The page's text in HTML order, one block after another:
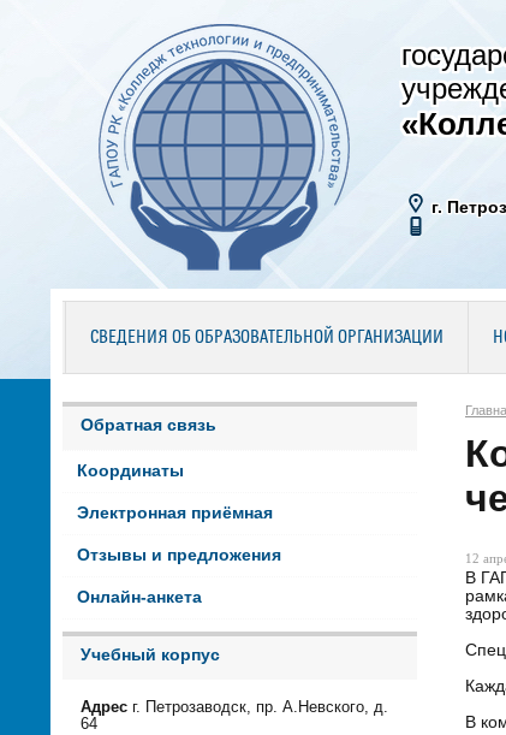
г.
СВЕДЕНИЯ ОБ ОБРАЗОВАТЕЛЬНОЙ ОРГАНИЗАЦИИ
Обратная связь
Координаты
Электронная приёмная
Отзывы и предложения
Онлайн-анкета
Учебный корпус
Адрес г. Петрозаводск, пр. А.Невского, д.
64
12
В
В